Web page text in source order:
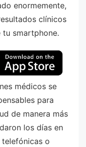
enormemente,
clínicos
smartphone.
médicos se
para
de manera más
los días en
o